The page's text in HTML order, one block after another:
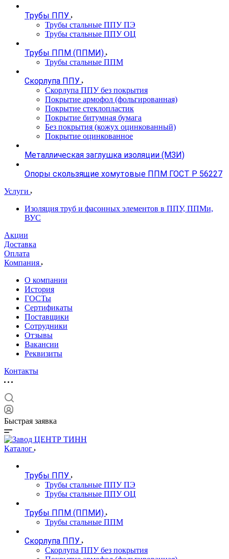
Трубы ППУ
Трубы стальные ППУ ПЭ
Трубы стальные ППУ ОЦ
Трубы ППМ (ППМИ)
Трубы стальные ППМ
Скорлупа ППУ
Скорлупа ППУ без покрытия
Покрытие армофол (фольгированная)
Покрытие стеклопластик
Покрытие битумная бумага
Без покрытия (кожух оцинкованный)
Покрытие оцинкованное
Металлическая заглушка изоляции (МЗИ)
Опоры скользящие хомутовые ППМ ГОСТ Р 56227
Услуги
Изоляция труб и фасонных элементов в ППУ, ППМи,
ВУС
Акции
Доставка
Оплата
Компания
О компании
История
ГОСТы
Сертификаты
Поставщики
Сотрудники
Отзывы
Вакансии
Реквизиты
Контакты
Быстрая заявка
Каталог
Трубы ППУ
Трубы стальные ППУ ПЭ
Трубы стальные ППУ ОЦ
Трубы ППМ (ППМИ)
Трубы стальные ППМ
Скорлупа ППУ
Скорлупа ППУ без покрытия